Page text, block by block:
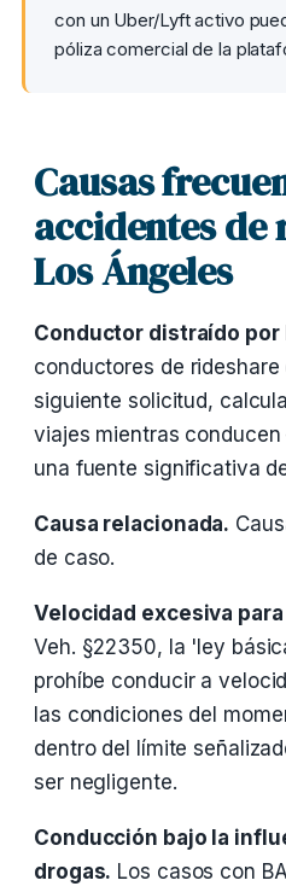
con un Uber/Lyft activo
póliza comercial de la
Causas
accidentes de
Los Ángeles
Conductor distraído por
conductores de
siguiente solicitud,
viajes mientras
una fuente significativa
Causa relacionada.
de caso.
Velocidad excesiva
Veh. §22350, la 'ley
prohíbe conducir a
las condiciones del
dentro del límite
ser negligente.
Conducción bajo la
drogas. Los casos con